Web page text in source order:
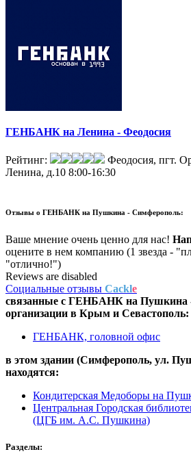
ГЕНБАНК на Ленина - Феодосия
Рейтинг:
Феодосия, пгт.
Ленина, д.10 8:00-16:30
Отзывы о ГЕНБАНК на Пушкина - Симферополь:
Ваше мнение очень ценно для нас!
оцените в нем компанию (1 звезда -
"отлично!")
Reviews are disabled
Социальные отзывы Cackle
связанные с ГЕНБАНК на Пушкина
организации в Крым и Севастополь:
ГЕНБАНК, головной офис
в этом здании (Симферополь, ул.
находятся:
Кондитерская Медоборы на
Центральная Городская
(ЦГБ им. А.С. Пушкина)
Разделы: